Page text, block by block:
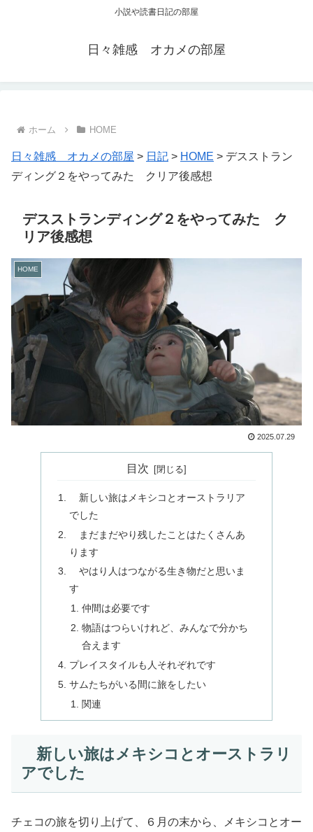
小説や読書日記の部屋
日々雑感 オカメの部屋
ホーム HOME
日々雑感 オカメの部屋 > 日記 > HOME > デスストラン
ディング２をやってみた クリア後感想
デスストランディング２をやってみた ク
リア後感想
HOME
2025.07.29
目次
新しい旅はメキシコとオーストラリア
でした
まだまだやり残したことはたくさんあ
ります
やはり人はつながる生き物だと思いま
す
仲間は必要です
物語はつらいけれど、みんなで分かち
合えます
プレイスタイルも人それぞれです
サムたちがいる間に旅をしたい
関連
新しい旅はメキシコとオーストラリ
アでした
チェコの旅を切り上げて、６月の末から、メキシコとオー